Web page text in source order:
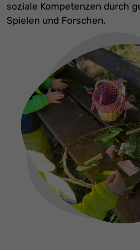
soziale Kompetenzen durch
Spielen und Forschen.